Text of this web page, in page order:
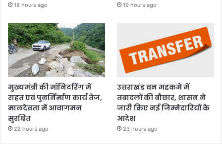
18 hours ago 19 hours ago
मुख्यमंत्री की मॉनिटरिंग में
राहत एवं पुनर्निर्माण कार्य तेज,
मालदेवता में आवागमन
सुरक्षित
22 hours ago
उत्तराखंड वन महकमे में
तबादलों की बौछार, शासन ने
जारी किए नई जिम्मेदारियों के
आदेश
23 hours ago